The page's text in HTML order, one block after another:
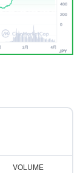
VOLUME